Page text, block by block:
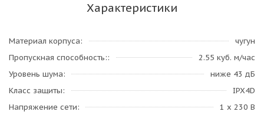
Характеристики
Материал корпуса
чугун
Пропускная способность:
2.55 куб. м/час
Уровень шума
ниже 43 дБ
Класс защиты
IPX4D
Напряжение сети
1 х 230 В